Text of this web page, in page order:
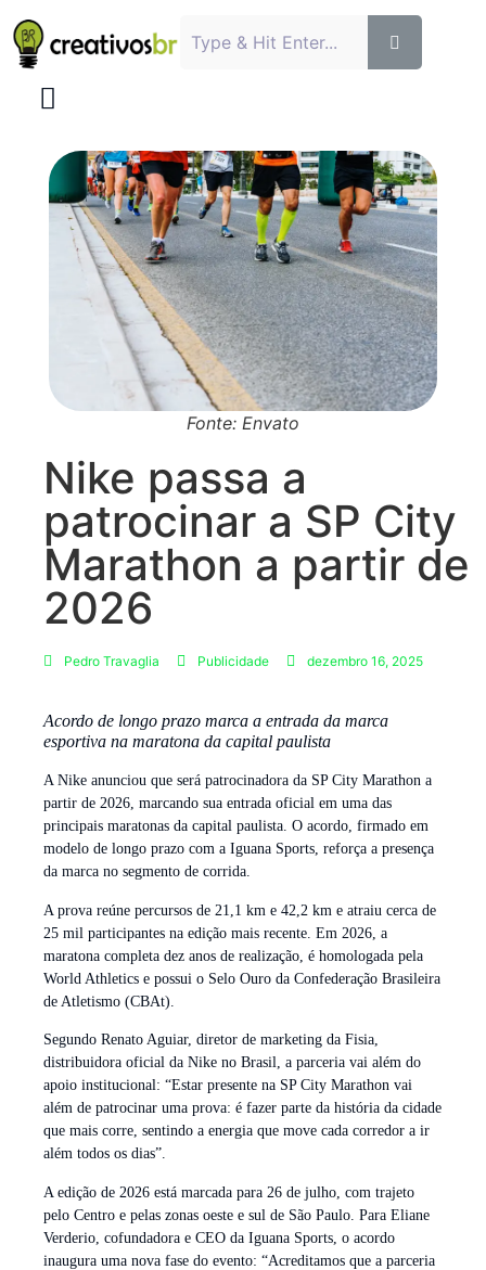
Fonte: Envato
Nike passa a
patrocinar a SP City
Marathon a partir de
2026
Pedro Travaglia Publicidade dezembro 16, 2025
Acordo de longo prazo marca a entrada da marca
esportiva na maratona da capital paulista
A Nike anunciou que será patrocinadora da SP City Marathon a
partir de 2026, marcando sua entrada oficial em uma das
principais maratonas da capital paulista. O acordo, firmado em
modelo de longo prazo com a Iguana Sports, reforça a presença
da marca no segmento de corrida.
A prova reúne percursos de 21,1 km e 42,2 km e atraiu cerca de
25 mil participantes na edição mais recente. Em 2026, a
maratona completa dez anos de realização, é homologada pela
World Athletics e possui o Selo Ouro da Confederação Brasileira
de Atletismo (CBAt).
Segundo Renato Aguiar, diretor de marketing da Fisia,
distribuidora oficial da Nike no Brasil, a parceria vai além do
apoio institucional: “Estar presente na SP City Marathon vai
além de patrocinar uma prova: é fazer parte da história da cidade
que mais corre, sentindo a energia que move cada corredor a ir
além todos os dias”.
A edição de 2026 está marcada para 26 de julho, com trajeto
pelo Centro e pelas zonas oeste e sul de São Paulo. Para Eliane
Verderio, cofundadora e CEO da Iguana Sports, o acordo
inaugura uma nova fase do evento: “Acreditamos que a parceria